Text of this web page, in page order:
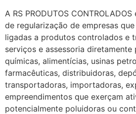
A RS PRODUTOS
de regularização de empresas
ligadas a produtos controlados e
serviços e assessoria diretamente
químicas, alimentícias, usinas
farmacêuticas, distribuidoras,
transportadoras, importadoras,
empreendimentos que exerçam
potencialmente poluidoras ou